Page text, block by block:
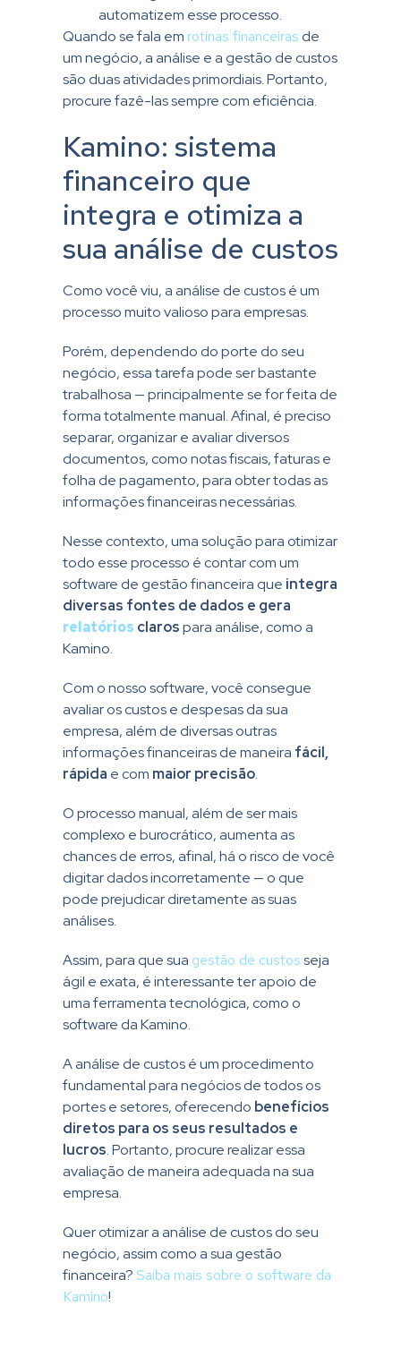
automatizem esse processo.
Quando se fala em rotinas financeiras de
um negócio, a análise e a gestão de custos
são duas atividades primordiais. Portanto,
procure fazê-las sempre com eficiência.
Kamino: sistema
financeiro que
integra e otimiza a
sua análise de custos
Como você viu, a análise de custos é um
processo muito valioso para empresas.
Porém, dependendo do porte do seu
negócio, essa tarefa pode ser bastante
trabalhosa — principalmente se for feita de
forma totalmente manual. Afinal, é preciso
separar, organizar e avaliar diversos
documentos, como notas fiscais, faturas e
folha de pagamento, para obter todas as
informações financeiras necessárias.
Nesse contexto, uma solução para otimizar
todo esse processo é contar com um
software de gestão financeira que integra
diversas fontes de dados e gera
relatórios clarospara análise, como a
Kamino.
Com o nosso software, você consegue
avaliar os custos e despesas da sua
empresa, além de diversas outras
informações financeiras de maneira fácil,
rápida e com maior precisão.
O processo manual, além de ser mais
complexo e burocrático, aumenta as
chances de erros, afinal, há o risco de você
digitar dados incorretamente — o que
pode prejudicar diretamente as suas
análises.
Assim, para que sua gestão de custosseja
ágil e exata, é interessante ter apoio de
uma ferramenta tecnológica, como o
software da Kamino.
A análise de custos é um procedimento
fundamental para negócios de todos os
portes e setores, oferecendo benefícios
diretos para os seus resultados e
lucros. Portanto, procure realizar essa
avaliação de maneira adequada na sua
empresa.
Quer otimizar a análise de custos do seu
negócio, assim como a sua gestão
financeira? Saiba mais sobre o software da
Kamino!